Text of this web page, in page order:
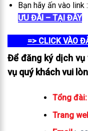
Bạn hãy ấn vào link :
ƯU ĐÃI – TẠI ĐÂY
=> CLICK VÀO
Để đăng ký dịch
vụ quý khách vui
Tổng đài:
Trang